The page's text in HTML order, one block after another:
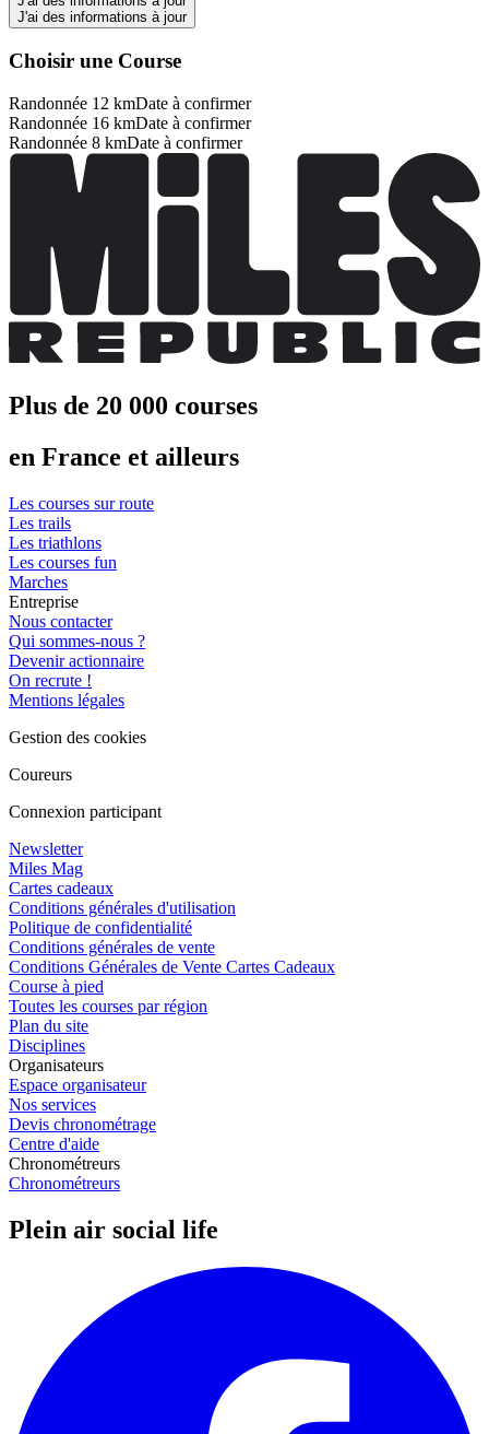
J'ai des informations à jour
Choisir une Course
Randonnée 12 kmDate à confirmer
Randonnée 16 kmDate à confirmer
Randonnée 8 kmDate à confirmer
Plus de 20 000 courses
en France et ailleurs
Les courses sur route
Les trails
Les triathlons
Les courses fun
Marches
Entreprise
Nous contacter
Qui sommes-nous ?
Devenir actionnaire
On recrute !
Mentions légales
Gestion des cookies
Coureurs
Connexion participant
Newsletter
Miles Mag
Cartes cadeaux
Conditions générales d'utilisation
Politique de confidentialité
Conditions générales de vente
Conditions Générales de Vente Cartes Cadeaux
Course à pied
Toutes les courses par région
Plan du site
Disciplines
Organisateurs
Espace organisateur
Nos services
Devis chronométrage
Centre d'aide
Chronométreurs
Chronométreurs
Plein air social life